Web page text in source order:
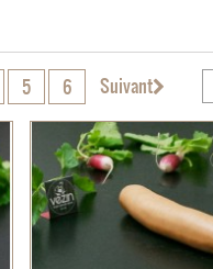
5 6 Suivant